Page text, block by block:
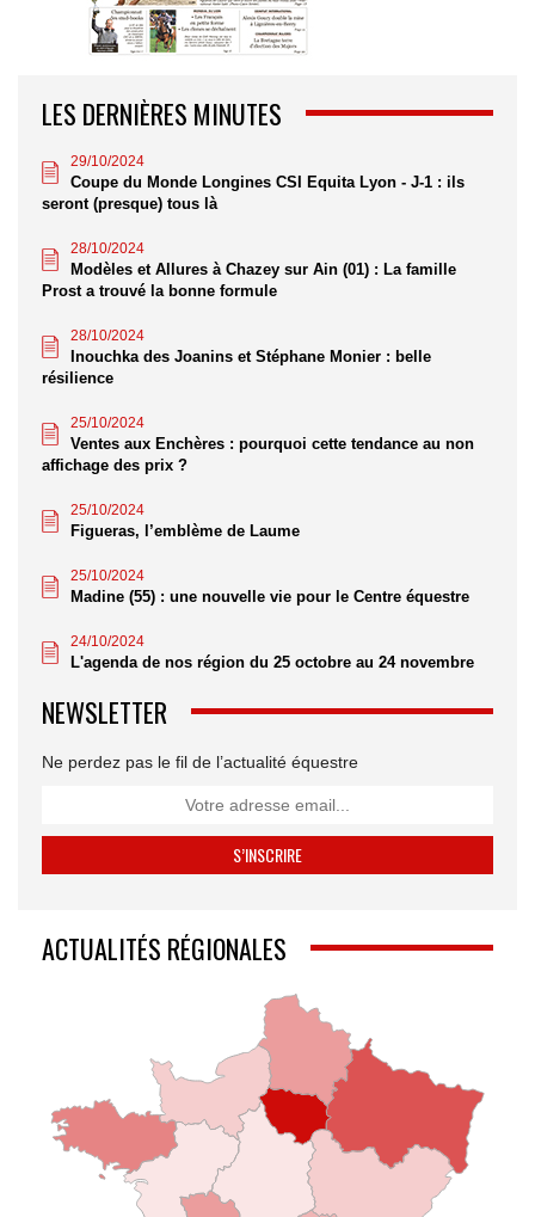
LES DERNIÈRES MINUTES
29/10/2024
Coupe du Monde Longines CSI Equita Lyon - J-1 : ils
seront (presque) tous là
28/10/2024
Modèles et Allures à Chazey sur Ain (01) : La famille
Prost a trouvé la bonne formule
28/10/2024
Inouchka des Joanins et Stéphane Monier : belle
résilience
25/10/2024
Ventes aux Enchères : pourquoi cette tendance au non
affichage des prix ?
25/10/2024
Figueras, l’emblème de Laume
25/10/2024
Madine (55) : une nouvelle vie pour le Centre équestre
24/10/2024
L'agenda de nos région du 25 octobre au 24 novembre
NEWSLETTER
Ne perdez pas le fil de l’actualité équestre
ACTUALITÉS RÉGIONALES